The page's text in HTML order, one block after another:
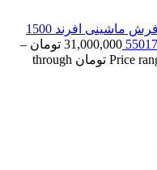
فرش ماشینی افرند 1500
31,000,000 تومان –
Price range: 31,000,000 تومان through